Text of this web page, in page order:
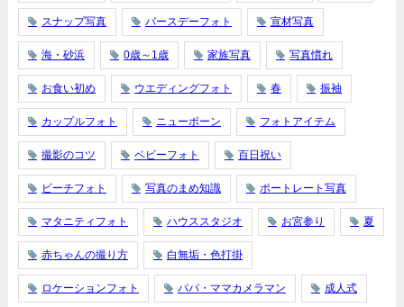
スナップ写真 バースデーフォト 宣材写真
海・砂浜 0歳～1歳 家族写真 写真慣れ
お食い初め ウエディングフォト 春 振袖
カップルフォト ニューボーン フォトアイテム
撮影のコツ ベビーフォト 百日祝い
ビーチフォト 写真のまめ知識 ポートレート写真
マタニティフォト ハウススタジオ お宮参り 夏
赤ちゃんの撮り方 白無垢・色打掛
ロケーションフォト パパ・ママカメラマン 成人式